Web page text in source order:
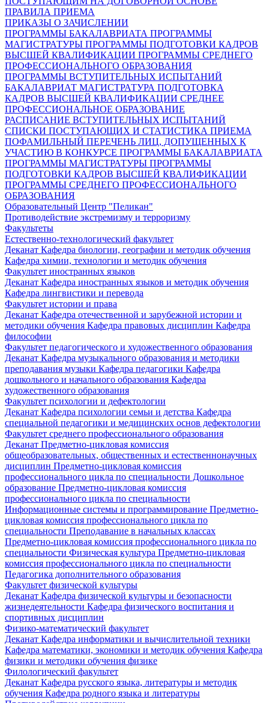
ПРАВИЛА ПРИЕМА
ПРИКАЗЫ О ЗАЧИСЛЕНИИ
ПРОГРАММЫ БАКАЛАВРИАТА ПРОГРАММЫ
МАГИСТРАТУРЫ ПРОГРАММЫ ПОДГОТОВКИ КАДРОВ
ВЫСШЕЙ КВАЛИФИКАЦИИ ПРОГРАММЫ СРЕДНЕГО
ПРОФЕССИОНАЛЬНОГО ОБРАЗОВАНИЯ
ПРОГРАММЫ ВСТУПИТЕЛЬНЫХ ИСПЫТАНИЙ
БАКАЛАВРИАТ МАГИСТРАТУРА ПОДГОТОВКА
КАДРОВ ВЫСШЕЙ КВАЛИФИКАЦИИ СРЕДНЕЕ
ПРОФЕССИОНАЛЬНОЕ ОБРАЗОВАНИЕ
РАСПИСАНИЕ ВСТУПИТЕЛЬНЫХ ИСПЫТАНИЙ
СПИСКИ ПОСТУПАЮЩИХ И СТАТИСТИКА ПРИЕМА
ПОФАМИЛЬНЫЙ ПЕРЕЧЕНЬ ЛИЦ, ДОПУЩЕННЫХ К
УЧАСТИЮ В КОНКУРСЕ ПРОГРАММЫ БАКАЛАВРИАТА
ПРОГРАММЫ МАГИСТРАТУРЫ ПРОГРАММЫ
ПОДГОТОВКИ КАДРОВ ВЫСШЕЙ КВАЛИФИКАЦИИ
ПРОГРАММЫ СРЕДНЕГО ПРОФЕССИОНАЛЬНОГО
ОБРАЗОВАНИЯ
Образовательный Центр "Пеликан"
Противодействие экстремизму и терроризму
Факультеты
Естественно-технологический факультет
Деканат Кафедра биологии, географии и методик обучения
Кафедра химии, технологии и методик обучения
Факультет иностранных языков
Деканат Кафедра иностранных языков и методик обучения
Кафедра лингвистики и перевода
Факультет истории и права
Деканат Кафедра отечественной и зарубежной истории и
методики обучения Кафедра правовых дисциплин Кафедра
философии
Факультет педагогического и художественного образования
Деканат Кафедра музыкального образования и методики
преподавания музыки Кафедра педагогики Кафедра
дошкольного и начального образования Кафедра
художественного образования
Факультет психологии и дефектологии
Деканат Кафедра психологии семьи и детства Кафедра
специальной педагогики и медицинских основ дефектологии
Факультет среднего профессионального образования
Деканат Предметно-цикловая комиссия
общеобразовательных, общественных и естественнонаучных
дисциплин Предметно-цикловая комиссия
профессионального цикла по специальности Дошкольное
образование Предметно-цикловая комиссия
профессионального цикла по специальности
Информационные системы и программирование Предметно-
цикловая комиссия профессионального цикла по
специальности Преподавание в начальных классах
Предметно-цикловая комиссия профессионального цикла по
специальности Физическая культура Предметно-цикловая
комиссия профессионального цикла по специальности
Педагогика дополнительного образования
Факультет физической культуры
Деканат Кафедра физической культуры и безопасности
жизнедеятельности Кафедра физического воспитания и
спортивных дисциплин
Физико-математический факультет
Деканат Кафедра информатики и вычислительной техники
Кафедра математики, экономики и методик обучения Кафедра
физики и методики обучения физике
Филологический факультет
Деканат Кафедра русского языка, литературы и методик
обучения Кафедра родного языка и литературы